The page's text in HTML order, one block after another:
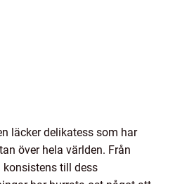
läcker delikatess som har
över hela världen. Från
till dess